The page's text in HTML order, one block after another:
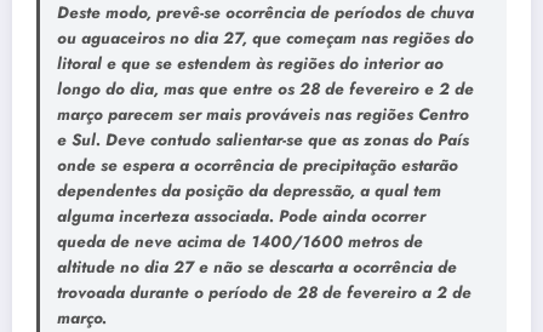
Deste modo, prevê-se ocorrência de períodos de chuva
ou aguaceiros no dia 27, que começam nas regiões do
litoral e que se estendem às regiões do interior ao
longo do dia, mas que entre os 28 de fevereiro e 2 de
março parecem ser mais prováveis nas regiões Centro
e Sul. Deve contudo salientar-se que as zonas do País
onde se espera a ocorrência de precipitação estarão
dependentes da posição da depressão, a qual tem
alguma incerteza associada. Pode ainda ocorrer
queda de neve acima de 1400/1600 metros de
altitude no dia 27 e não se descarta a ocorrência de
trovoada durante o período de 28 de fevereiro a 2 de
março.